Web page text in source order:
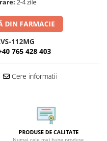
2-4 zile
DIN FARMACIE
112MG
765 428 403
Cere informatii
PRODUSE DE CALITATE
Numai cele mai bune produse